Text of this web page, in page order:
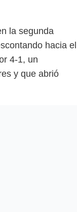
la segunda
hacia el
4-1, un
y que abrió